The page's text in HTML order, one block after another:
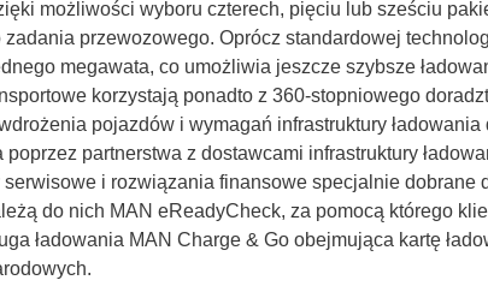
możliwości wyboru czterech, pięciu lub sześciu
przewozowego. Oprócz standardowej
megawata, co umożliwia jeszcze szybsze
korzystają ponadto z 360-stopniowego
pojazdów i wymagań infrastruktury
poprzez partnerstwa z dostawcami infrastruktury
i rozwiązania finansowe specjalnie dobrane
do nich MAN eReadyCheck, za pomocą którego
ładowania MAN Charge & Go obejmująca kartę